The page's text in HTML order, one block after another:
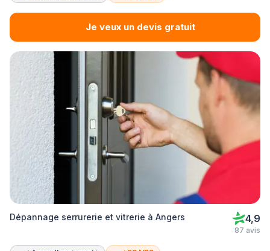
Je veux un devis gratuit
Dépannage serrurerie et vitrerie à Angers 4,9
87 avis